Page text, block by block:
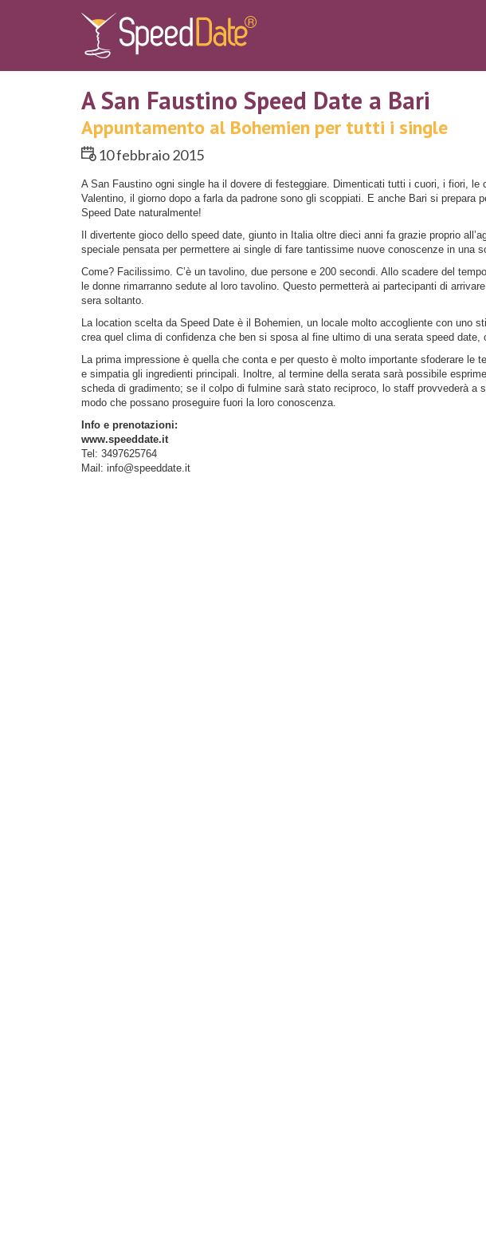
A San Faustino Speed Date a Bari
Appuntamento al Bohemien per tutti i single
10 febbraio 2015
A San Faustino ogni single ha il dovere di festeggiare. Dimenticati tutti i cuori, i fiori, le
Valentino, il giorno dopo a farla da padrone sono gli scoppiati. E anche Bari si prepara
Speed Date naturalmente!
Il divertente gioco dello speed date, giunto in Italia oltre dieci anni fa grazie proprio
speciale pensata per permettere ai single di fare tantissime nuove conoscenze in una
Come? Facilissimo. C’è un tavolino, due persone e 200 secondi. Allo scadere del
le donne rimarranno sedute al loro tavolino. Questo permetterà ai partecipanti di
sera soltanto.
La location scelta da Speed Date è il Bohemien, un locale molto accogliente con uno
crea quel clima di confidenza che ben si sposa al fine ultimo di una serata speed date,
La prima impressione è quella che conta e per questo è molto importante sfoderare le
e simpatia gli ingredienti principali. Inoltre, al termine della serata sarà possibile
scheda di gradimento; se il colpo di fulmine sarà stato reciproco, lo staff provvederà a
modo che possano proseguire fuori la loro conoscenza.
Info e prenotazioni:
www.speeddate.it
Tel: 3497625764
Mail: info@speeddate.it